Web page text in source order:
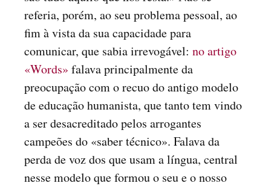
referia, porém, ao seu problema pessoal, ao
fim à vista da sua capacidade para
comunicar, que sabia irrevogável: no artigo
«Words» falava principalmente da
preocupação com o recuo do antigo modelo
de educação humanista, que tanto tem vindo
a ser desacreditado pelos arrogantes
campeões do «saber técnico». Falava da
perda de voz dos que usam a língua, central
nesse modelo que formou o seu e o nosso